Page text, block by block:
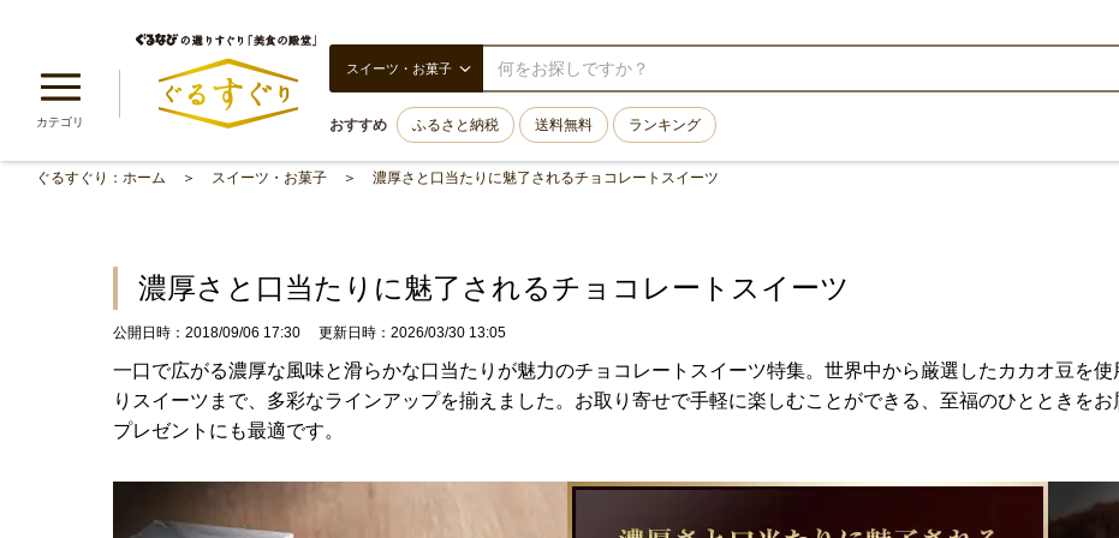
カテゴリ
スイーツ・お菓子
おすすめ ふるさと納税 送料無料 ランキング
ぐるすぐり：ホーム スイーツ・お菓子 濃厚さと口当たりに魅了されるチョコレートスイーツ
濃厚さと口当たりに魅了されるチョコレートスイーツ
公開日時：2018/09/06 17:30 更新日時：2026/03/30 13:05
一口で広がる濃厚な風味と滑らかな口当たりが魅力のチョコレートスイーツ特集。世界中から厳選したカカオ豆を
りスイーツまで、多彩なラインアップを揃えました。お取り寄せで手軽に楽しむことができる、至福のひとときを
プレゼントにも最適です。